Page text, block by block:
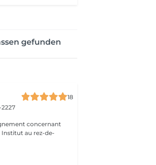
gefunden
18
concernant